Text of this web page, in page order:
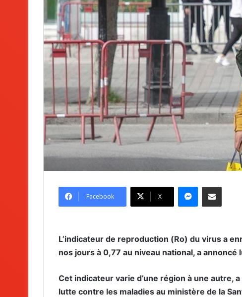
Facebook X
L’indicateur de reproduction (Ro) du virus a
nos jours à 0,77 au niveau national, a annoncé
Cet indicateur varie d’une région à une autre,
lutte contre les maladies au ministère de la